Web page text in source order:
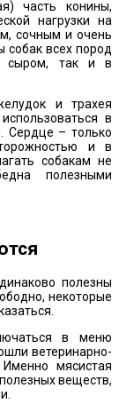
часть конины,
нагрузки на
сочным и очень
всех пород
сыром, так и в
и трахея
в
Сердце – только
и в
собакам не
полезными
полезны
некоторые
в меню
ветеринарно-
мясистая
веществ,